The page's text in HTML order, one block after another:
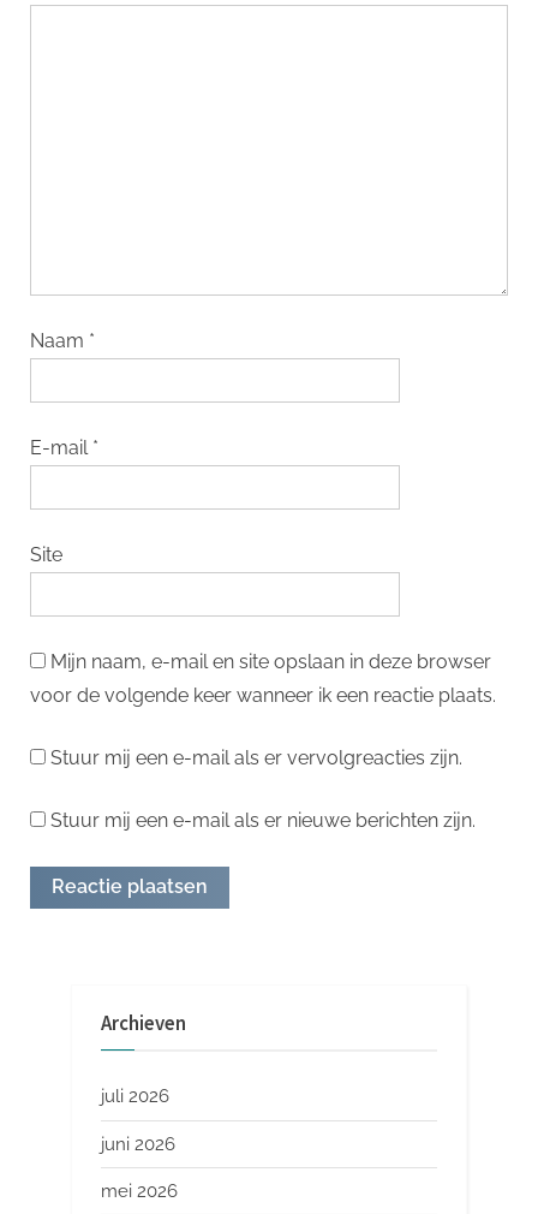
Naam *
E-mail *
Site
Mijn naam, e-mail en site opslaan in deze browser
voor de volgende keer wanneer ik een reactie plaats.
Stuur mij een e-mail als er vervolgreacties zijn.
Stuur mij een e-mail als er nieuwe berichten zijn.
Archieven
juli 2026
juni 2026
mei 2026